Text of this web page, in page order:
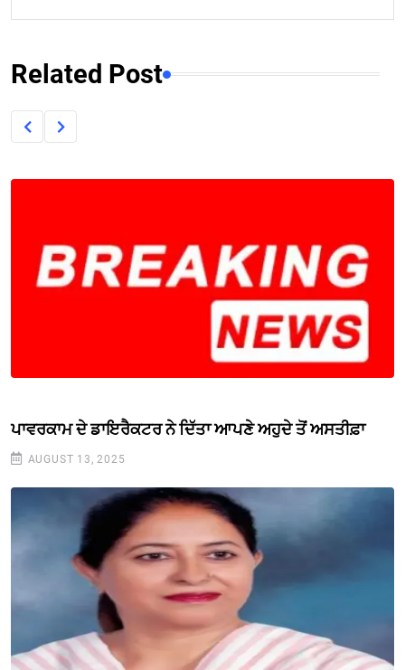
Related Post
ਪਾਵਰਕਾਮ ਦੇ ਡਾਇਰੈਕਟਰ ਨੇ ਦਿੱਤਾ ਆਪਣੇ ਅਹੁਦੇ ਤੋਂ ਅਸਤੀਫ਼ਾ
AUGUST 13, 2025